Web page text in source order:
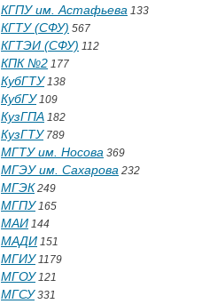
КГПУ им. Астафьева 133
КГТУ (СФУ) 567
КГТЭИ (СФУ) 112
КПК №2 177
КубГТУ138
КубГУ109
КузГПА 182
КузГТУ789
МГТУ им. Носова 369
МГЭУ им. Сахарова 232
МГЭК 249
МГПУ165
МАИ 144
МАДИ 151
МГИУ1179
МГОУ121
МГСУ331